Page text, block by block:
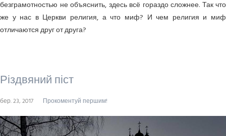
безграмотностью не объяснить, здесь всё гораздо сложнее. Так что
же у нас в Церкви религия, а что миф? И чем религия и миф
отличаются друг от друга?
Різдвяний піст
бер. 23, 2017 Прокоментуй першим!